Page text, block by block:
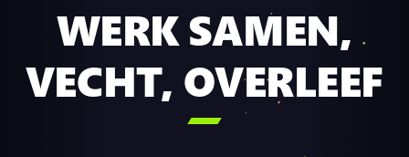
WERK SAMEN,
VECHT, OVERLEEF
